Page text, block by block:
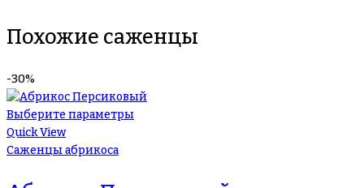
Похожие саженцы
-30%
Выберите параметры
Quick View
Саженцы абрикоса